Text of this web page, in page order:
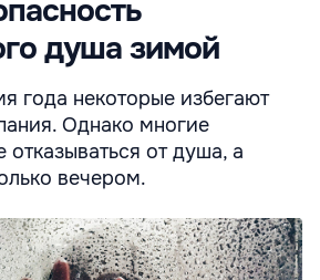
душа зимой
года некоторые избегают
Однако многие
отказываться от душа, а
вечером.